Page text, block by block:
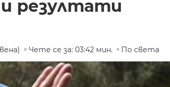
резултати
Чете се за: 03:42 мин. По света